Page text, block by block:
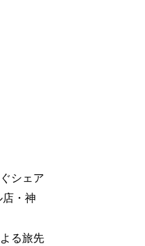
シェア
・神
る旅先